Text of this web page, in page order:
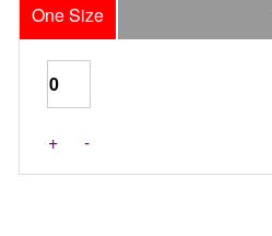
One Size
+ -